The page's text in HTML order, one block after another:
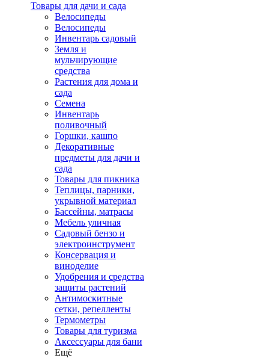
Товары для дачи и сада
Велосипеды
Велосипеды
Инвентарь садовый
Земля и
мульчирующие
средства
Растения для дома и
сада
Семена
Инвентарь
поливочный
Горшки, кашпо
Декоративные
предметы для дачи и
сада
Товары для пикника
Теплицы, парники,
укрывной материал
Бассейны, матрасы
Мебель уличная
Садовый бензо и
электроинструмент
Консервация и
виноделие
Удобрения и средства
защиты растений
Антимоскитные
сетки, репелленты
Термометры
Товары для туризма
Аксессуары для бани
Ещё